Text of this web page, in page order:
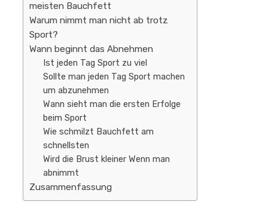
meisten Bauchfett
Warum nimmt man nicht ab trotz
Sport?
Wann beginnt das Abnehmen
Ist jeden Tag Sport zu viel
Sollte man jeden Tag Sport machen
um abzunehmen
Wann sieht man die ersten Erfolge
beim Sport
Wie schmilzt Bauchfett am
schnellsten
Wird die Brust kleiner Wenn man
abnimmt
Zusammenfassung